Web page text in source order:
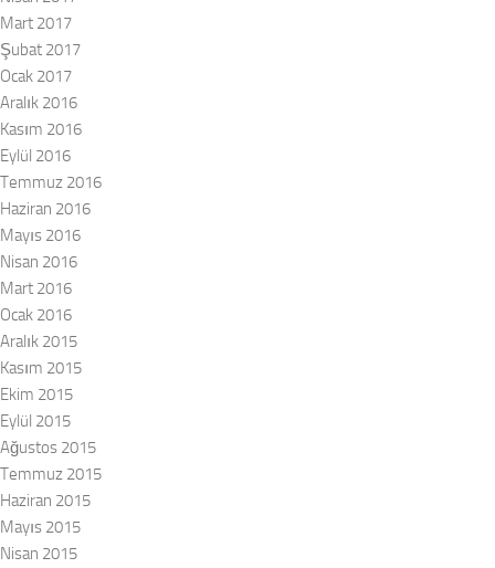
Mart 2017
Şubat 2017
Ocak 2017
Aralık 2016
Kasım 2016
Eylül 2016
Temmuz 2016
Haziran 2016
Mayıs 2016
Nisan 2016
Mart 2016
Ocak 2016
Aralık 2015
Kasım 2015
Ekim 2015
Eylül 2015
Ağustos 2015
Temmuz 2015
Haziran 2015
Mayıs 2015
Nisan 2015